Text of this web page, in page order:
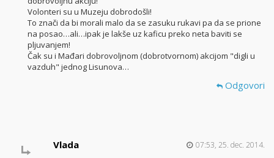
Volonteri su u Muzeju dobrodošli!
To znači da bi morali malo da se zasuku rukavi pa da se prione
na posao…ali…ipak je lakše uz kaficu preko neta baviti se
pljuvanjem!
Čak su i Mađari dobrovoljnom (dobrotvornom) akcijom "digli u
vazduh" jednog Lisunova…
Odgovori
Vlada 07:53, 25. dec. 2014.